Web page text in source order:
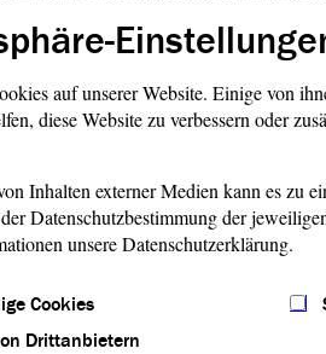
sehr weit weg von den Deutschen und
auf Integration ausgelegt war.“ Als Kind
ihre Herkunft erlebt, dennoch ist
mit all seinen Bildungs- und
auf unserer Website. Einige von
diese Website zu verbessern oder
Inhalten externer Medien kann es zu
Datenschutzbestimmung der
unsere Datenschutzerklärung.
Cookies
Drittanbietern